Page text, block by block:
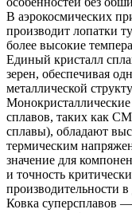
В аэрокосмических
производит лопатки
более высокие
Единый кристалл
зерен, обеспечивая
металлической
сплавов, таких как
сплавы), обладают
термическим
значение для
и точность
производительности
Ковка суперсплавов —